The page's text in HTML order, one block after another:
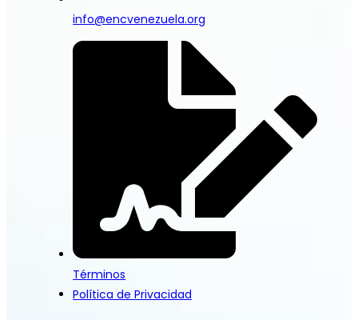
info@encvenezuela.org
Términos
Política de Privacidad